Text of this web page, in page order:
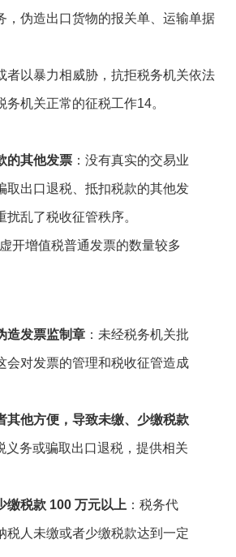
，伪造出口货物的报关单、运输单据
者以暴力相威胁，抗拒税务机关依法
务机关正常的征税工作14。
的其他发票 ：没有真实的交易业
取出口退税、抵扣税款的其他发
乱了税收征管秩序。
虚开增值税普通发票的数量较多
造发票监制章 ：未经税务机关批
会对发票的管理和税收征管造成
其他方便，导致未缴、少缴税款
义务或骗取出口退税，提供相关
缴税款 100 万元以上 ：税务代
税人未缴或者少缴税款达到一定